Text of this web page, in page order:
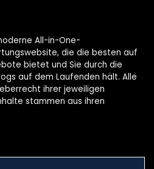
All-in-One-
die die besten auf
bietet und Sie durch die
auf dem Laufenden hält. Alle
ihrer jeweiligen
stammen aus ihren